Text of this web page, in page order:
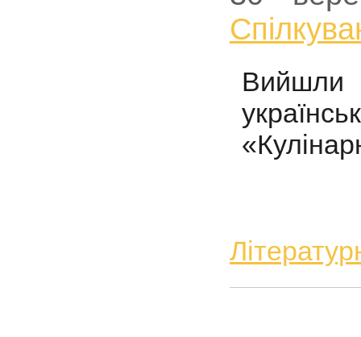
Вийшли